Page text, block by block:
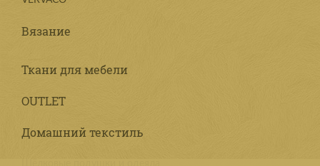
Вязание
Ткани для мебели
OUTLET
Домашний текстиль